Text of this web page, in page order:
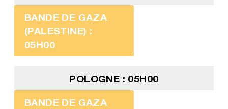
BANDE DE GAZA
(PALESTINE) :
05H00
POLOGNE : 05H00
BANDE DE GAZA